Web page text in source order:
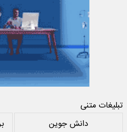
تبلیغات متنی
دانش جوین